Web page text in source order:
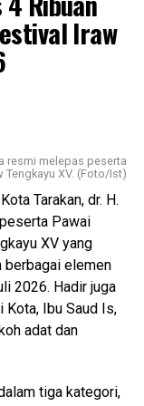
daerah.
Kota Tarakan
kemajuan, dan
Pemerintah
adat, tokoh
[Adv/Mandu]
0
Iraw
resmi melepas peserta
Tengkayu XV. (Foto/Ist)
Tarakan, dr. H.
Pawai
XV yang
berbagai elemen
2026. Hadir juga
Ibu Saud Is,
adat dan
tiga kategori,